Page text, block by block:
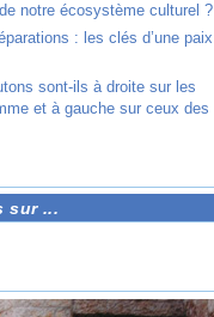
notre écosystème culturel ?
: les clés d’une paix
sont-ils à droite sur les
et à gauche sur ceux des
sur ...